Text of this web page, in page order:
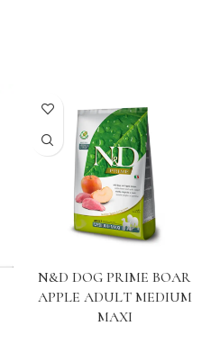
N&D DOG PRIME BOAR
APPLE ADULT MEDIUM
MAXI